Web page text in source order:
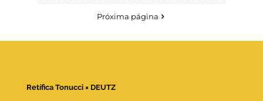
Próxima página
Retífica Tonucci × DEUTZ